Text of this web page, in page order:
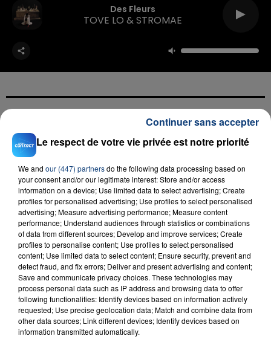
Des Fleurs
TOVE LO & STROMAE
FIL D'ACTU
23 juillet 2026
INCENDIE MORTEL À LENS : UNE FEMME ET
SON BÉBÉ ENTRE LA VIE ET LA...
Un homme s'est immolé par le feu après avoir
aspergé sa compagne et leur bébé de trois mois
d'un liquide inflammable.
Le respect de votre vie privée est notre priorité
We and our (447) partnersdo the following data processing based on
your consent and/or our legitimate interest: Store and/or access
information on a device; Use limited data to select advertising; Create
profiles for personalised advertising; Use profiles to select personalised
advertising; Measure advertising performance; Measure content
performance; Understand audiences through statistics or combinations
of data from different sources; Develop and improve services; Create
profiles to personalise content; Use profiles to select personalised
content; Use limited data to select content; Ensure security, prevent and
detect fraud, and fix errors; Deliver and present advertising and content;
Save and communicate privacy choices. These technologies may
process personal data such as IP address and browsing data to offer
following functionalities: Identify devices based on information actively
requested; Use precise geolocation data; Match and combine data from
other data sources; Link different devices; Identify devices based on
information transmitted automatically.
Continuer sans accepter